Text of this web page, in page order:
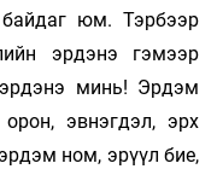
юм. Тэрбээр
эрдэнэ гэмээр
минь! Эрдэм
эвнэгдэл, эрх
ном, эрүүл бие,